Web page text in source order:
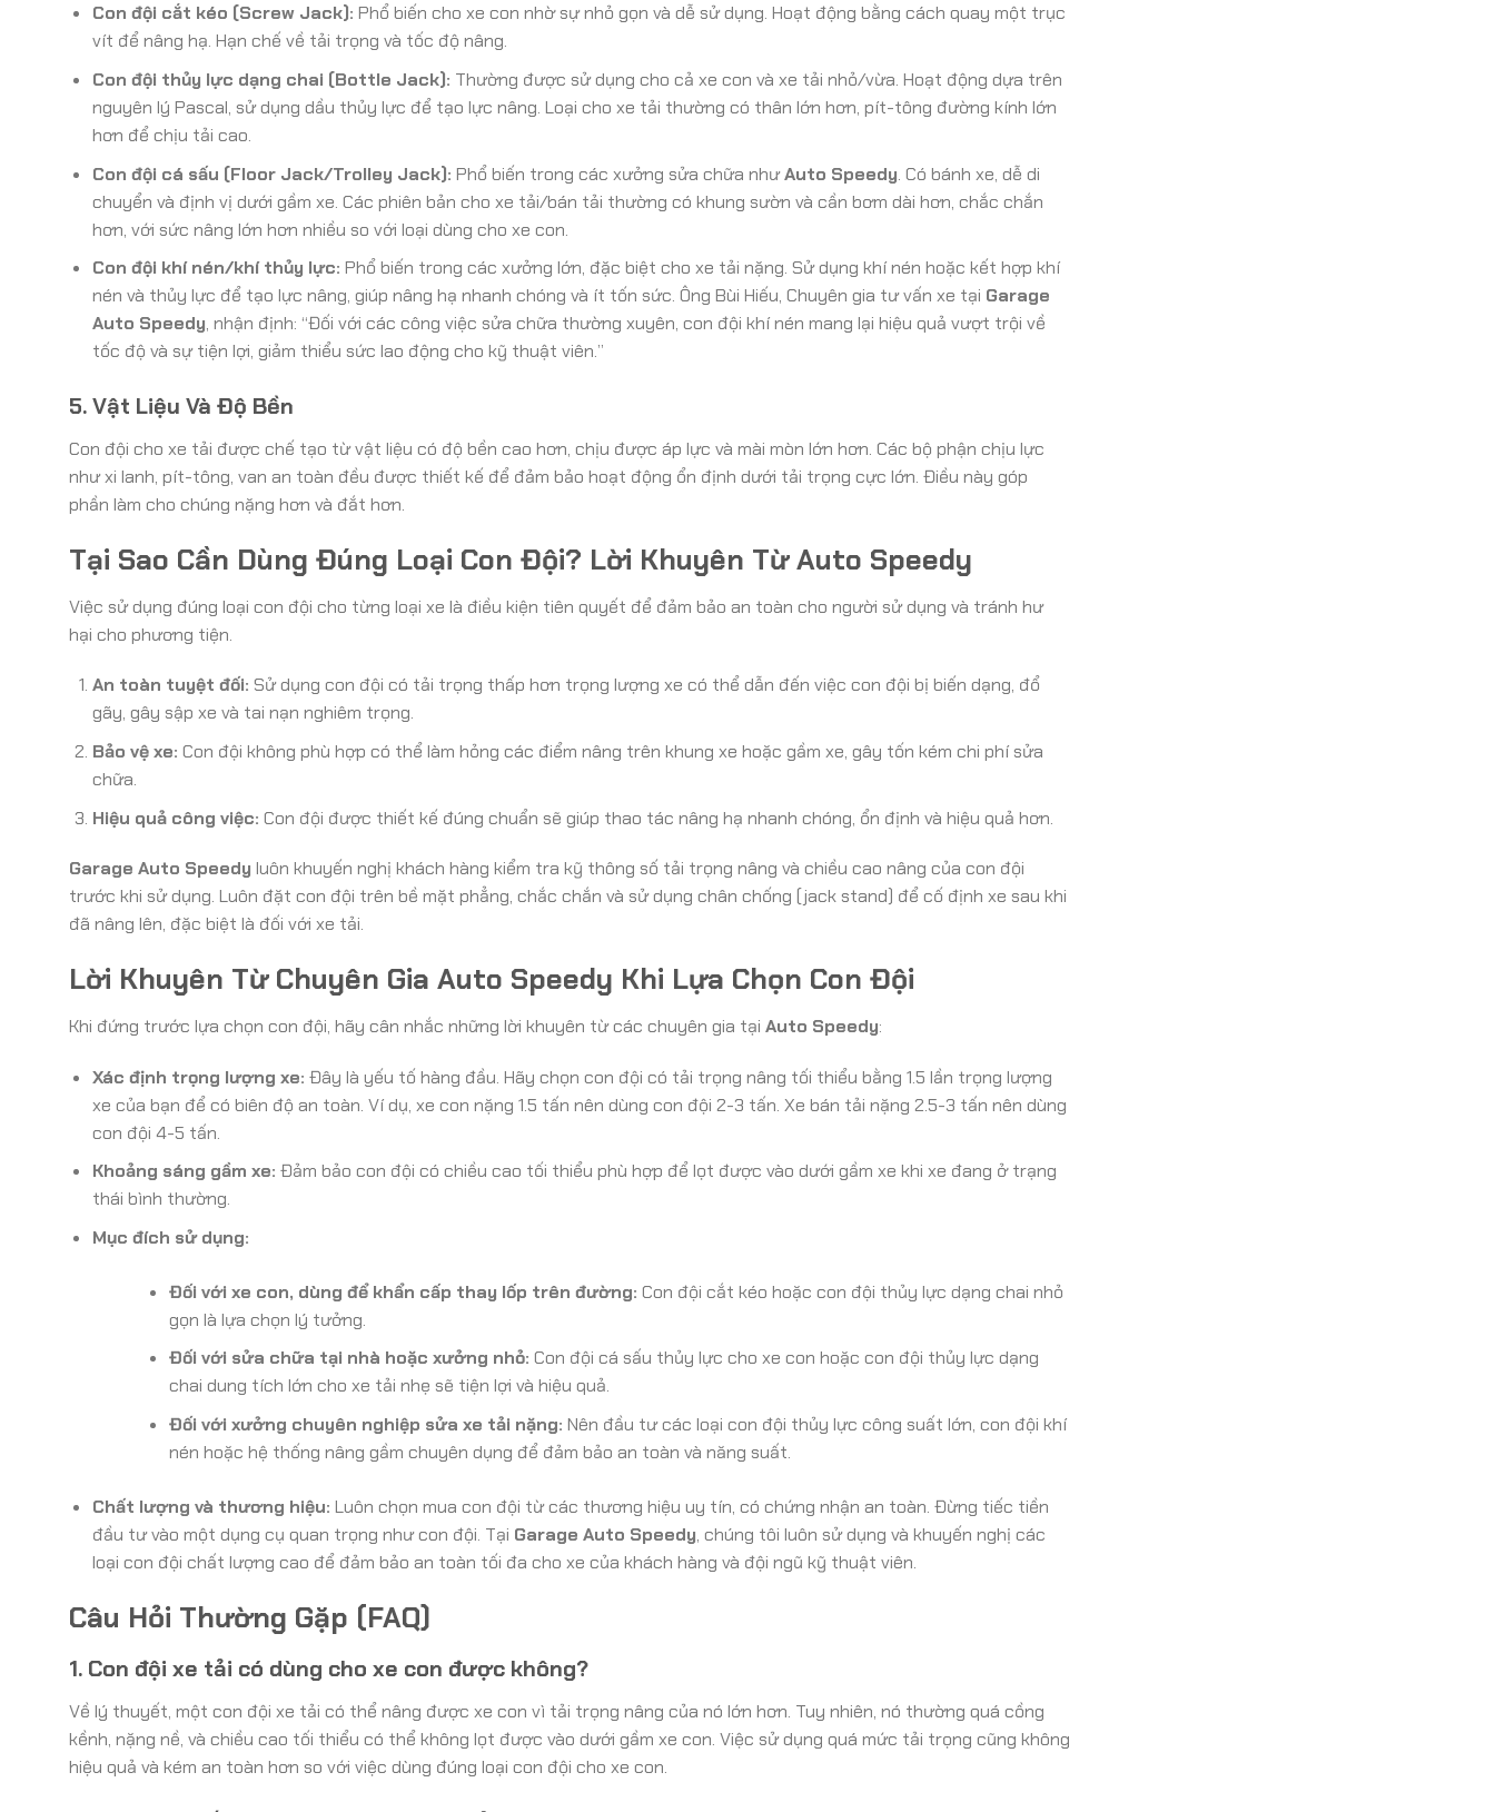
Con đội cắt kéo (Screw Jack): Phổ biến cho xe con nhờ sự nhỏ gọn và dễ sử dụng. Hoạt động bằng cách quay một trục
vít để nâng hạ. Hạn chế về tải trọng và tốc độ nâng.
Con đội thủy lực dạng chai (Bottle Jack): Thường được sử dụng cho cả xe con và xe tải nhỏ/vừa. Hoạt động dựa trên
nguyên lý Pascal, sử dụng dầu thủy lực để tạo lực nâng. Loại cho xe tải thường có thân lớn hơn, pít-tông đường kính lớn
hơn để chịu tải cao.
Con đội cá sấu (Floor Jack/Trolley Jack): Phổ biến trong các xưởng sửa chữa nhưAuto Speedy. Có bánh xe, dễ di
chuyển và định vị dưới gầm xe. Các phiên bản cho xe tải/bán tải thường có khung sườn và cần bơm dài hơn, chắc chắn
hơn, với sức nâng lớn hơn nhiều so với loại dùng cho xe con.
Con đội khí nén/khí thủy lực: Phổ biến trong các xưởng lớn, đặc biệt cho xe tải nặng. Sử dụng khí nén hoặc kết hợp khí
nén và thủy lực để tạo lực nâng, giúp nâng hạ nhanh chóng và ít tốn sức. Ông Bùi Hiếu, Chuyên gia tư vấn xe tại Garage
Auto Speedy, nhận định: “Đối với các công việc sửa chữa thường xuyên, con đội khí nén mang lại hiệu quả vượt trội về
tốc độ và sự tiện lợi, giảm thiểu sức lao động cho kỹ thuật viên.”
5. Vật Liệu Và Độ Bền
Con đội cho xe tải được chế tạo từ vật liệu có độ bền cao hơn, chịu được áp lực và mài mòn lớn hơn. Các bộ phận chịu lực
như xi lanh, pít-tông, van an toàn đều được thiết kế để đảm bảo hoạt động ổn định dưới tải trọng cực lớn. Điều này góp
phần làm cho chúng nặng hơn và đắt hơn.
Tại Sao Cần Dùng Đúng Loại Con Đội? Lời Khuyên Từ Auto Speedy
Việc sử dụng đúng loại con đội cho từng loại xe là điều kiện tiên quyết để đảm bảo an toàn cho người sử dụng và tránh hư
hại cho phương tiện.
An toàn tuyệt đối: Sử dụng con đội có tải trọng thấp hơn trọng lượng xe có thể dẫn đến việc con đội bị biến dạng, đổ
gãy, gây sập xe và tai nạn nghiêm trọng.
Bảo vệ xe: Con đội không phù hợp có thể làm hỏng các điểm nâng trên khung xe hoặc gầm xe, gây tốn kém chi phí sửa
chữa.
Hiệu quả công việc: Con đội được thiết kế đúng chuẩn sẽ giúp thao tác nâng hạ nhanh chóng, ổn định và hiệu quả hơn.
Garage Auto Speedy luôn khuyến nghị khách hàng kiểm tra kỹ thông số tải trọng nâng và chiều cao nâng của con đội
trước khi sử dụng. Luôn đặt con đội trên bề mặt phẳng, chắc chắn và sử dụng chân chống (jack stand) để cố định xe sau khi
đã nâng lên, đặc biệt là đối với xe tải.
Lời Khuyên Từ Chuyên Gia Auto Speedy Khi Lựa Chọn Con Đội
Khi đứng trước lựa chọn con đội, hãy cân nhắc những lời khuyên từ các chuyên gia tại Auto Speedy:
Xác định trọng lượng xe: Đây là yếu tố hàng đầu. Hãy chọn con đội có tải trọng nâng tối thiểu bằng 1.5 lần trọng lượng
xe của bạn để có biên độ an toàn. Ví dụ, xe con nặng 1.5 tấn nên dùng con đội 2-3 tấn. Xe bán tải nặng 2.5-3 tấn nên dùng
con đội 4-5 tấn.
Khoảng sáng gầm xe: Đảm bảo con đội có chiều cao tối thiểu phù hợp để lọt được vào dưới gầm xe khi xe đang ở trạng
thái bình thường.
Mục đích sử dụng:
Đối với xe con, dùng để khẩn cấp thay lốp trên đường: Con đội cắt kéo hoặc con đội thủy lực dạng chai nhỏ
gọn là lựa chọn lý tưởng.
Đối với sửa chữa tại nhà hoặc xưởng nhỏ: Con đội cá sấu thủy lực cho xe con hoặc con đội thủy lực dạng
chai dung tích lớn cho xe tải nhẹ sẽ tiện lợi và hiệu quả.
Đối với xưởng chuyên nghiệp sửa xe tải nặng: Nên đầu tư các loại con đội thủy lực công suất lớn, con đội khí
nén hoặc hệ thống nâng gầm chuyên dụng để đảm bảo an toàn và năng suất.
Chất lượng và thương hiệu: Luôn chọn mua con đội từ các thương hiệu uy tín, có chứng nhận an toàn. Đừng tiếc tiền
đầu tư vào một dụng cụ quan trọng như con đội. Tại Garage Auto Speedy, chúng tôi luôn sử dụng và khuyến nghị các
loại con đội chất lượng cao để đảm bảo an toàn tối đa cho xe của khách hàng và đội ngũ kỹ thuật viên.
Câu Hỏi Thường Gặp (FAQ)
1. Con đội xe tải có dùng cho xe con được không?
Về lý thuyết, một con đội xe tải có thể nâng được xe con vì tải trọng nâng của nó lớn hơn. Tuy nhiên, nó thường quá cồng
kềnh, nặng nề, và chiều cao tối thiểu có thể không lọt được vào dưới gầm xe con. Việc sử dụng quá mức tải trọng cũng không
hiệu quả và kém an toàn hơn so với việc dùng đúng loại con đội cho xe con.